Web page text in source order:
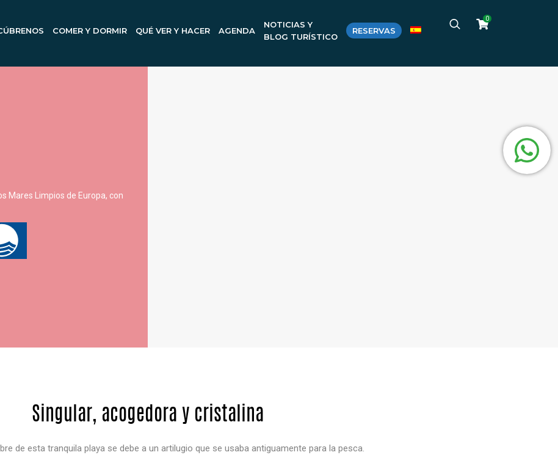
COMER Y DORMIR QUÉ VER Y HACER AGENDA
NOTICIAS Y
BLOG TURÍSTICO
RESERVAS
0
Mares Limpios de Europa, con
Singular, acogedora y cristalina
de esta tranquila playa se debe a un artilugio que se usaba antiguamente para la pesca.